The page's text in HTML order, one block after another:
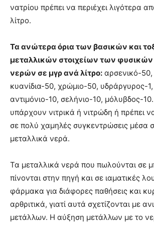
νατρίου πρέπει να περιέχει λιγότερα
λίτρο.
Τα ανώτερα όρια των βασικών και
μεταλλικών στοιχείων των
νερών σε μγρ ανά λίτρο: αρσενικό-
κυανίδια-50, χρώμιο-50, υδράργυρος-1,
αντιμόνιο-10, σελήνιο-10, μόλυβδος-
υπάρχουν νιτρικά ή νιτρώδη ή πρέπει
σε πολύ χαμηλές συγκεντρώσεις μέσα
μεταλλικά νερά.
Τα μεταλλικά νερά που πωλούνται σε
πίνονται στην πηγή και σε ιαματικές
φάρμακα για διάφορες παθήσεις και
αρθριτικά, γιατί αυτά σχετίζονται με
μετάλλων. Η αύξηση μετάλλων με το